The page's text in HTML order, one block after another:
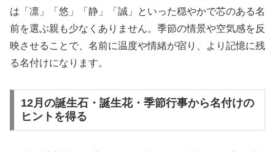
は「凛」「悠」「静」「誠」といった穏やかで芯のある名
前を選ぶ親も少なくありません。季節の情景や空気感を反
映させることで、名前に温度や情緒が宿り、より記憶に残
る名付けになります。
12月の誕生石・誕生花・季節行事から名付けの
ヒントを得る